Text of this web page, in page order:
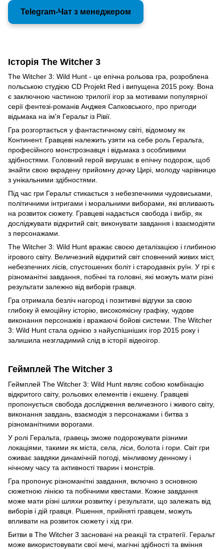
Telegram-Чат з менеджером
Історія The Witcher 3
The Witcher 3: Wild Hunt - це епічна рольова гра, розроблена
польською студією CD Projekt Red і випущена 2015 року. Вона
є заключною частиною трилогії ігор за мотивами популярної
серії фентезі-романів Анджея Сапковського, про пригоди
відьмака на ім'я Геральт із Рівії.
Гра розгортається у фантастичному світі, відомому як
Континент. Гравцеві належить узяти на себе роль Геральта,
професійного монстрознавця і відьмака з особливими
здібностями. Головний герой вирушає в епічну подорож, щоб
знайти свою вкрадену прийомну дочку Цирі, молоду чарівницю
з унікальними здібностями.
Під час гри Геральт стикається з небезпечними чудовиськами,
політичними інтригами і моральними виборами, які впливають
на розвиток сюжету. Гравцеві надається свобода і вибір, як
досліджувати відкритий світ, виконувати завдання і взаємодіяти
з персонажами.
The Witcher 3: Wild Hunt вражає своєю деталізацією і глибиною
ігрового світу. Величезний відкритий світ сповнений живих міст,
небезпечних лісів, спустошених боліт і стародавніх руїн. У грі є
різноманітні завдання, побічні та головні, які можуть мати різні
результати залежно від виборів гравця.
Гра отримала безліч нагород і позитивні відгуки за свою
глибоку й емоційну історію, високоякісну графіку, чудове
виконання персонажів і вражаючі бойові системи. The Witcher
3: Wild Hunt стала однією з найуспішніших ігор 2015 року і
залишила незгладимий слід в історії відеоігор.
Геймплей The Witcher 3
Геймплей The Witcher 3: Wild Hunt являє собою комбінацію
відкритого світу, рольових елементів і екшену. Гравцеві
пропонується свобода дослідження величезного і живого світу,
виконання завдань, взаємодія з персонажами і битва з
різноманітними ворогами.
У ролі Геральта, гравець зможе подорожувати різними
локаціями, такими як міста, села, ліси, болота і гори. Світ гри
оживає завдяки динамічній погоді, мінливому денному і
нічному часу та активності тварин і монстрів.
Гра пропонує різноманітні завдання, включно з основною
сюжетною лінією та побічними квестами. Кожне завдання
може мати різні шляхи розвитку і результати, що залежать від
виборів і дій гравця. Рішення, прийняті гравцем, можуть
впливати на розвиток сюжету і хід гри.
Битви в The Witcher 3 засновані на реакції та стратегії. Геральт
може використовувати свої мечі, магічні здібності та вміння